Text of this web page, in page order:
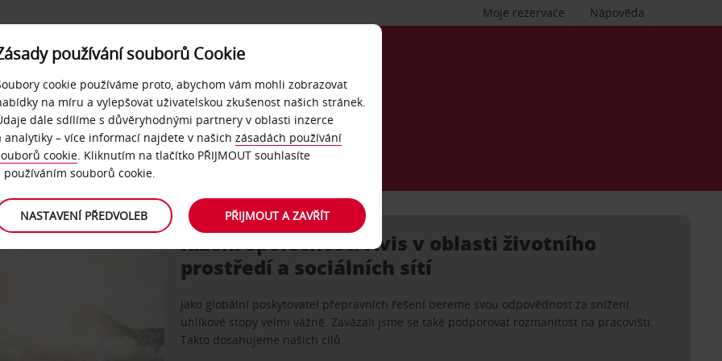
Nápověda
Moje rezervace
NAŠE SLUŽBY FIREMNÍ ZÁKAZNÍCI
emisím 2050
naši planetu a její obyvatele.
Řízení společnosti Avis v oblasti životního
prostředí a sociálních sítí
Jako globální poskytovatel přepravních řešení bereme svou odpovědnost za snížení
uhlíkové stopy velmi vážně. Zavázali jsme se také podporovat rozmanitost na pracovišti.
Takto dosahujeme našich cílů.
používání souborů Cookie
cookie používáme proto, abychom vám mohli zobrazovat
na míru a vylepšovat uživatelskou zkušenost našich stránek.
dále sdílíme s důvěryhodnými partnery v oblasti inzerce
analytiky – více informací najdete v našich zásadách používání
cookie. Kliknutím na tlačítko PŘIJMOUT souhlasíte
používáním souborů cookie.
NASTAVENÍ PŘEDVOLEB PŘIJMOUT A ZAVŘÍT